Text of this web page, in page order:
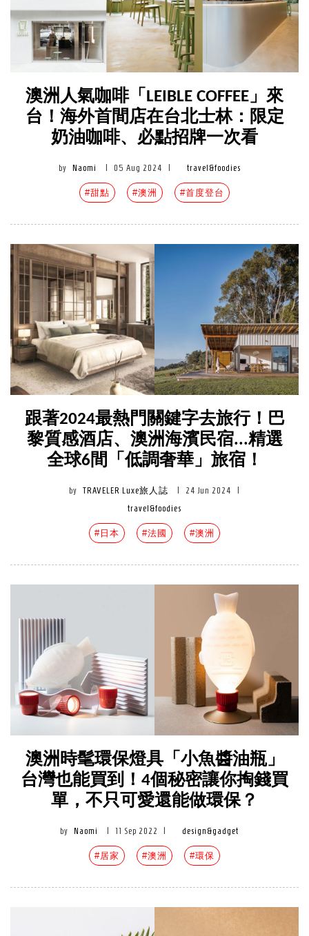
澳洲人氣咖啡「LEIBLE COFFEE」來
台！海外首間店在台北士林：限定
奶油咖啡、必點招牌一次看
by Naomi 05 Aug 2024 travel&foodies
#甜點 #澳洲 #首度登台
跟著2024最熱門關鍵字去旅行！巴
黎質感酒店、澳洲海濱民宿...精選
全球6間「低調奢華」旅宿！
by TRAVELER Luxe旅人誌 24 Jun 2024
travel&foodies
#日本 #法國 #澳洲
澳洲時髦環保燈具「小魚醬油瓶」
台灣也能買到！4個秘密讓你掏錢買
單，不只可愛還能做環保？
by Naomi 11 Sep 2022 design&gadget
#居家 #澳洲 #環保